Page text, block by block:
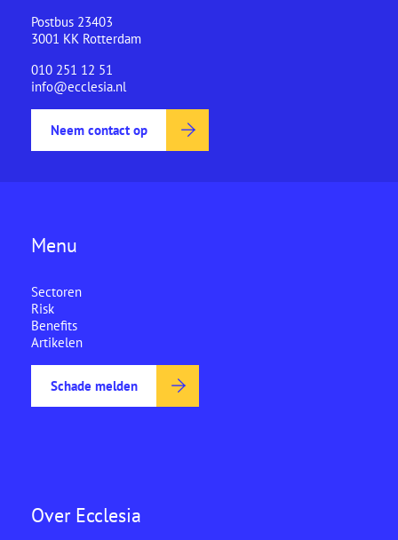
Postbus 23403
3001 KK Rotterdam
010 251 12 51
info@ecclesia.nl
Neem contact op
Menu
Sectoren
Risk
Benefits
Artikelen
Schade melden
Over Ecclesia